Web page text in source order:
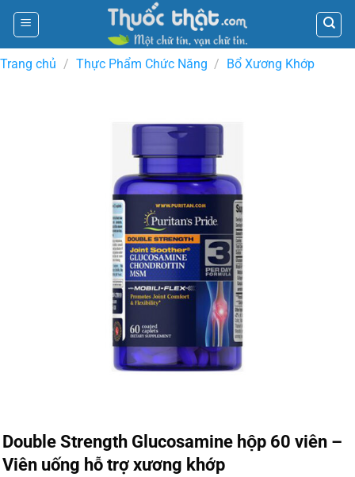
Skip
content
Trang chủ / Thực Phẩm Chức Năng / Bổ Xương Khớp
Double Strength Glucosamine hộp 60 viên –
Viên uống hỗ trợ xương khớp